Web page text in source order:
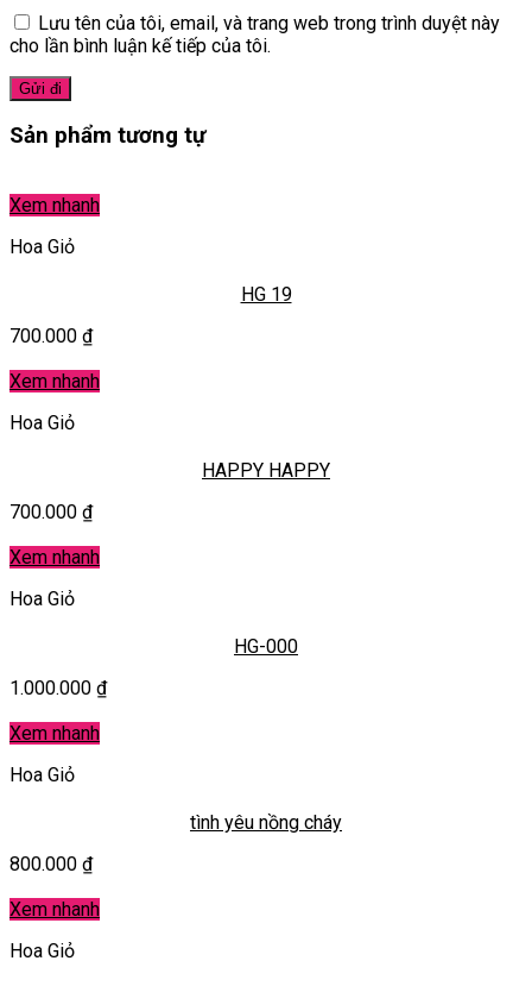
Lưu tên của tôi, email, và trang web trong trình duyệt này
cho lần bình luận kế tiếp của tôi.
Sản phẩm tương tự
Xem nhanh
Hoa Giỏ
HG 19
700.000 ₫
Xem nhanh
Hoa Giỏ
HAPPY HAPPY
700.000 ₫
Xem nhanh
Hoa Giỏ
HG-000
1.000.000 ₫
Xem nhanh
Hoa Giỏ
tình yêu nồng cháy
800.000 ₫
Xem nhanh
Hoa Giỏ